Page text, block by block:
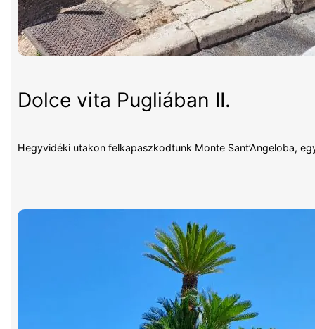
Dolce vita Pugliában II.
Hegyvidéki utakon felkapaszkodtunk Monte Sant’Angeloba,